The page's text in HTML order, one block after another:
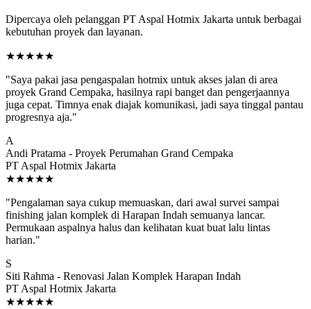
Dipercaya oleh pelanggan PT Aspal Hotmix Jakarta untuk berbagai
kebutuhan proyek dan layanan.
★★★★★
"Saya pakai jasa pengaspalan hotmix untuk akses jalan di area
proyek Grand Cempaka, hasilnya rapi banget dan pengerjaannya
juga cepat. Timnya enak diajak komunikasi, jadi saya tinggal pantau
progresnya aja."
A
Andi Pratama - Proyek Perumahan Grand Cempaka
PT Aspal Hotmix Jakarta
★★★★★
"Pengalaman saya cukup memuaskan, dari awal survei sampai
finishing jalan komplek di Harapan Indah semuanya lancar.
Permukaan aspalnya halus dan kelihatan kuat buat lalu lintas
harian."
S
Siti Rahma - Renovasi Jalan Komplek Harapan Indah
PT Aspal Hotmix Jakarta
★★★★★